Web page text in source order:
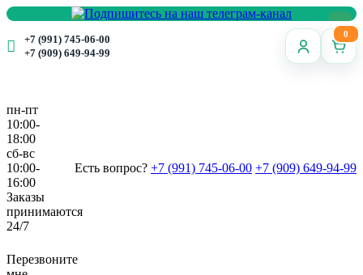
+7 (991) 745-06-00
+7 (909) 649-94-99
0
пн-пт
10:00-
18:00
сб-вс
10:00-
16:00
Заказы
принимаются
24/7
Есть вопрос? +7 (991) 745-06-00 +7 (909) 649-94-99
Перезвоните